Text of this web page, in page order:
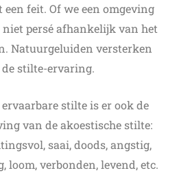
feit. Of we een omgeving
persé afhankelijk van het
Natuurgeluiden versterken
stilte-ervaring.
stilte is er ook de
van de akoestische stilte:
saai, doods, angstig,
loom, verbonden, levend, etc.